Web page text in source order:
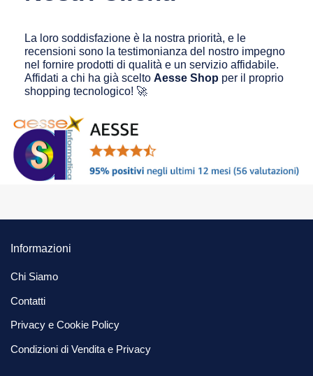
La loro soddisfazione è la nostra priorità, e le
recensioni sono la testimonianza del nostro impegno
nel fornire prodotti di qualità e un servizio affidabile.
Affidati a chi ha già scelto Aesse Shop per il proprio
shopping tecnologico! 🚀
Informazioni
Chi Siamo
Contatti
Privacy e Cookie Policy
Condizioni di Vendita e Privacy